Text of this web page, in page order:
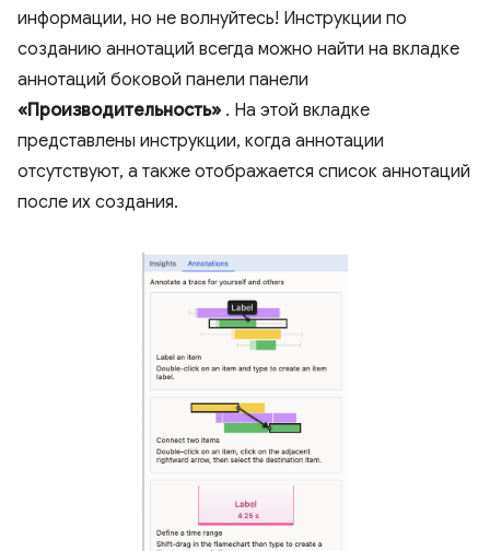
информации, но не волнуйтесь! Инструкции по
созданию аннотаций всегда можно найти на вкладке
аннотаций боковой панели панели
«Производительность» . На этой вкладке
представлены инструкции, когда аннотации
отсутствуют, а также отображается список аннотаций
после их создания.